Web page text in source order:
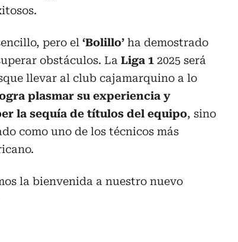
pero el ‘Bolillo’ ha demostrado
obstáculos. La Liga 1 2025 será
llevar al club cajamarquino a lo
plasmar su experiencia y
la sequía de títulos del equipo, sino
como uno de los técnicos más
la bienvenida a nuestro nuevo